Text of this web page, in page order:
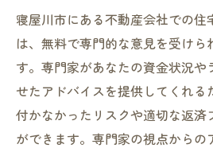
寝屋川市にある不動産会社での住
は、無料で専門的な意見を受け
す。専門家があなたの資金状況や
せたアドバイスを提供してくれ
付かなかったリスクや適切な返済
ができます。専門家の視点からの